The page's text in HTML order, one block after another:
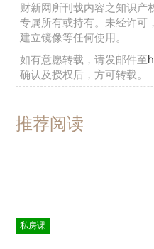
财新网所刊载内容之知识产
专属所有或持有。未经许可
建立镜像等任何使用。
如有意愿转载，请发邮件至
确认及授权后，方可转载。
推荐阅读
私房课